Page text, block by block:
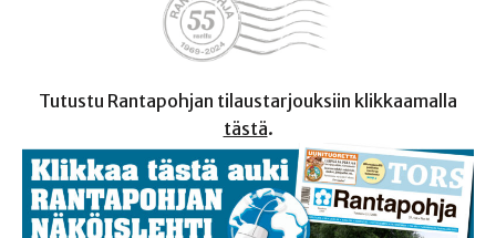
Tutustu Rantapohjan tilaustarjouksiin klikkaamalla
tästä.